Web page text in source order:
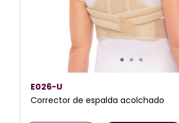
E026-U
Corrector de espalda acolchado